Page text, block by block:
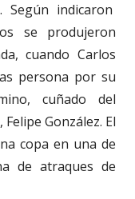
Según indicaron
se produjeron
cuando Carlos
persona por su
cuñado del
González. El
copa en una de
de atraques de